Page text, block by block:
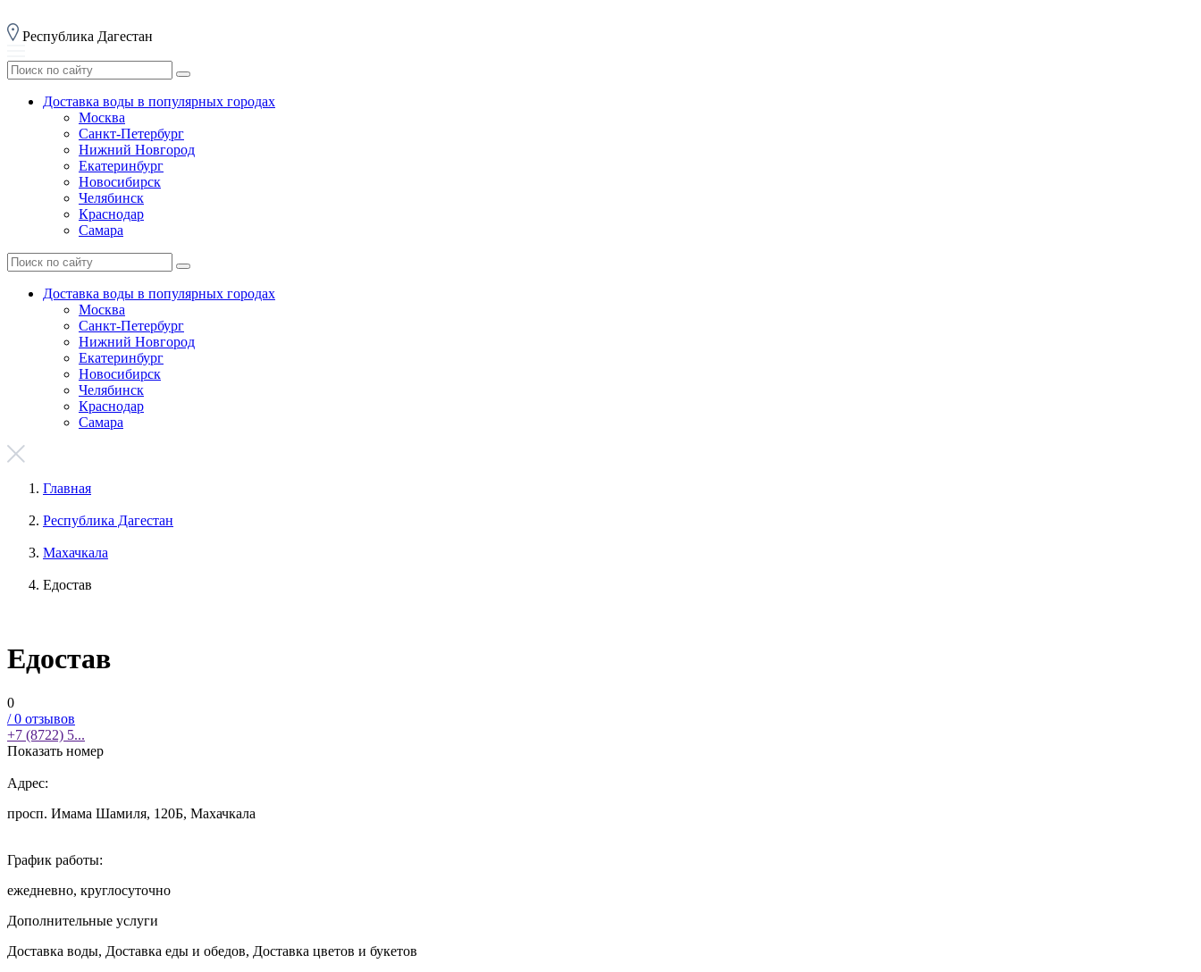
Республика Дагестан
Доставка воды в популярных городах
Москва
Санкт-Петербург
Нижний Новгород
Екатеринбург
Новосибирск
Челябинск
Краснодар
Самара
Доставка воды в популярных городах
Москва
Санкт-Петербург
Нижний Новгород
Екатеринбург
Новосибирск
Челябинск
Краснодар
Самара
Главная
Республика Дагестан
Махачкала
Едостав
Едостав
0
/0 отзывов
+7 (8722) 5...
Показать номер
Адрес:
просп. Имама Шамиля, 120Б, Махачкала
График работы:
ежедневно, круглосуточно
Дополнительные услуги
Доставка воды, Доставка еды и обедов, Доставка цветов и букетов